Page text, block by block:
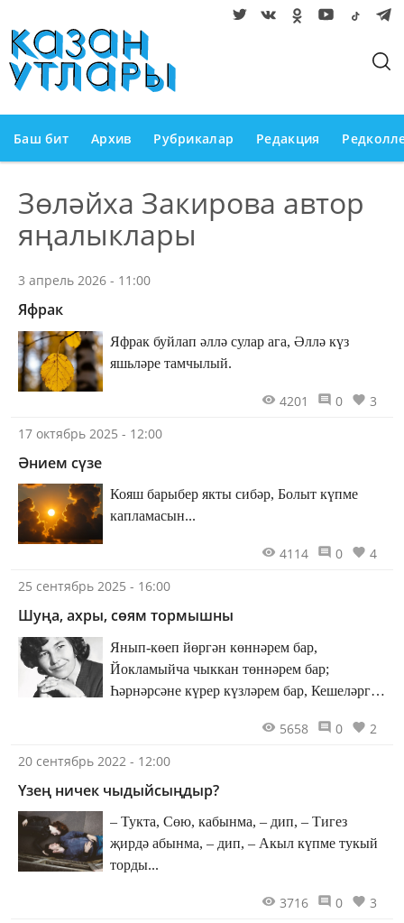
Баш бит Архив Рубрикалар Редакция
Зөләйха Закирова автор
яңалыклары
3 апрель 2026 - 11:00
Яфрак
Яфрак буйлап әллә сулар ага, Әллә күз
яшьләре тамчылый.
4201 0
3
17 октябрь 2025 - 12:00
Әнием сүзе
Кояш барыбер якты сибәр, Болыт күпме
капламасын...
4114 0
4
25 сентябрь 2025 - 16:00
Шуңа, ахры, сөям тормышны
Янып-көеп йөргән көннәрем бар,
Йокламыйча чыккан төннәрем бар;
Һәрнәрсәне күрер күзләрем бар, Кешеләргә
5658 0
2
20 сентябрь 2022 - 12:00
Үзең ничек чыдыйсыңдыр?
– Тукта, Сөю, кабынма, – дип, – Тигез
җирдә абынма, – дип, – Акыл күпме тукый
торды...
3716 0
3